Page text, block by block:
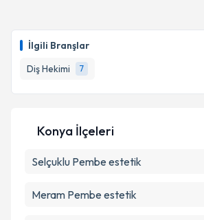
İlgili Branşlar
Diş Hekimi
7
için bir takvim hazırlandığında e-
bilgilendireceğiz.
E-posta Adresiniz
Kişisel verilerimin işlenmesine
kapsamda işlenmesini kabul
Konya İlçeleri
Selçuklu Pembe estetik
Meram Pembe estetik